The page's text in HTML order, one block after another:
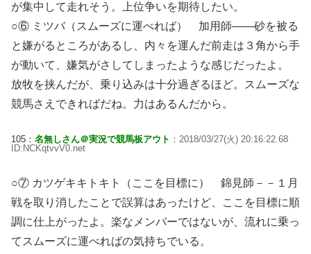
が集中して走れそう。上位争いを期待したい。
○⑥ ミツバ（スムーズに運べれば） 加用師――砂を被る
と嫌がるところがあるし、内々を運んだ前走は３角から手
が動いて、嫌気がさしてしまったような感じだったよ。
放牧を挟んだが、乗り込みは十分過ぎるほど。スムーズな
競馬さえできればだね。力はあるんだから。
105： 名無しさん＠実況で競馬板アウト ：2018/03/27(火) 20:16:22.68
ID:NCKqtvvV0.net
○⑦ カツゲキキトキト（ここを目標に） 錦見師－－１月
戦を取り消したことで誤算はあったけど、ここを目標に順
調に仕上がったよ。楽なメンバーではないが、流れに乗っ
てスムーズに運べればの気持ちでいる。